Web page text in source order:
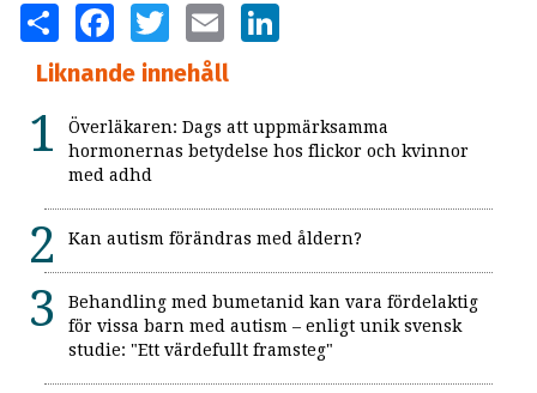
SHARE FACEBOOKTWITTER EMAIL
Liknande innehåll
Överläkaren: Dags att uppmärksamma
hormonernas betydelse hos flickor och kvinnor
med adhd
Kan autism förändras med åldern?
Behandling med bumetanid kan vara fördelaktig
för vissa barn med autism – enligt unik svensk
studie: "Ett värdefullt framsteg"